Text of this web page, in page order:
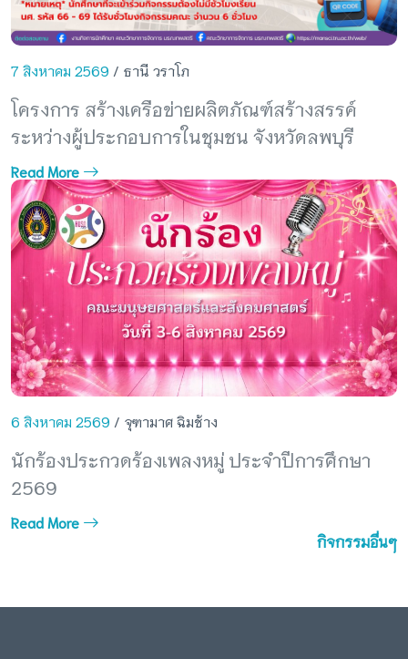
7 สิงหาคม 2569 / ธานี วราโภ
โครงการ สร้างเครือข่ายผลิตภัณฑ์สร้างสรรค์
ระหว่างผู้ประกอบการในชุมชน จังหวัดลพบุรี
Read More
6 สิงหาคม 2569 / จุฑามาศ ฉิมช้าง
นักร้องประกวดร้องเพลงหมู่ ประจำปีการศึกษา
2569
Read More
กิจกรรมอื่นๆ